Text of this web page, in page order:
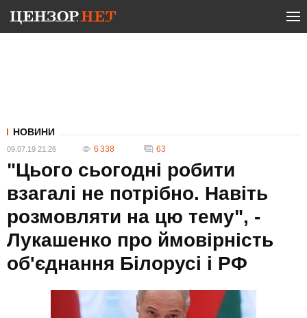
НОВИНИ
09.07.19 21:26 6 338 63
"Цього сьогодні робити
взагалі не потрібно. Навіть
розмовляти на цю тему", -
Лукашенко про ймовірність
об'єднання Білорусі і РФ